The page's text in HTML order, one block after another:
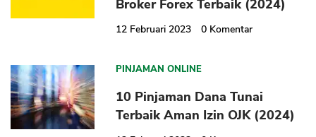
Broker Forex Terbaik (2024)
12 Februari 2023 0 Komentar
PINJAMAN ONLINE
10 Pinjaman Dana Tunai
Terbaik Aman Izin OJK (2024)